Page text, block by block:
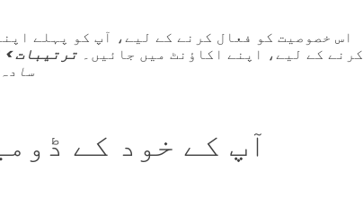
اس خصوصیت کو فعال کرنے کے لیے، آپ کو پہلے
کرنے کے لیے، اپنے اکاؤنٹ میں جائیں۔ ترتيبات
آپ کے خود کے